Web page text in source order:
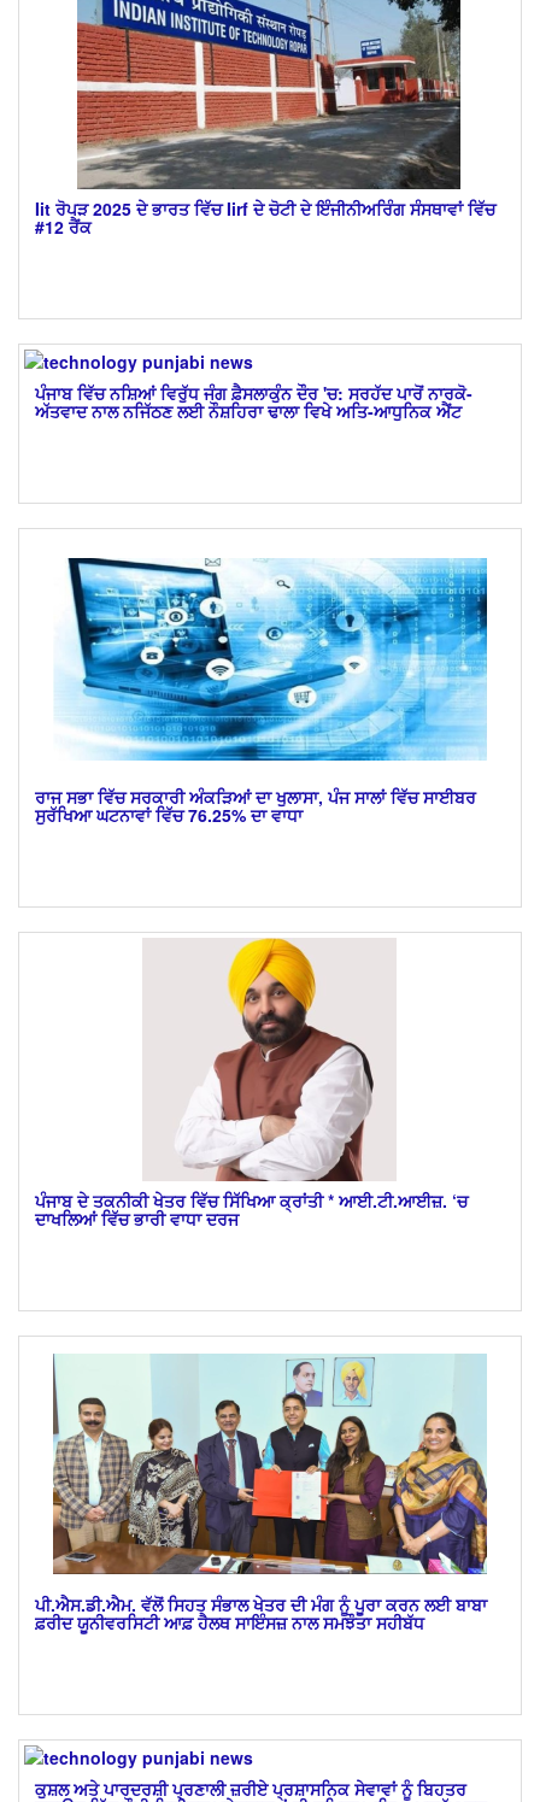
Iit ਰੋਪੜ 2025 ਦੇ ਭਾਰਤ ਵਿੱਚ Iirf ਦੇ ਚੋਟੀ ਦੇ ਇੰਜੀਨੀਅਰਿੰਗ ਸੰਸਥਾਵਾਂ ਵਿੱਚ
#12 ਰੈਂਕ
ਪੰਜਾਬ ਵਿੱਚ ਨਸ਼ਿਆਂ ਵਿਰੁੱਧ ਜੰਗ ਫ਼ੈਸਲਾਕੁੰਨ ਦੌਰ 'ਚ: ਸਰਹੱਦ ਪਾਰੋਂ ਨਾਰਕੋ-
ਅੱਤਵਾਦ ਨਾਲ ਨਜਿੱਠਣ ਲਈ ਨੌਸ਼ਹਿਰਾ ਢਾਲਾ ਵਿਖੇ ਅਤਿ-ਆਧੁਨਿਕ ਐਂਟ
ਰਾਜ ਸਭਾ ਵਿੱਚ ਸਰਕਾਰੀ ਅੰਕੜਿਆਂ ਦਾ ਖੁਲਾਸਾ, ਪੰਜ ਸਾਲਾਂ ਵਿੱਚ ਸਾਈਬਰ
ਸੁਰੱਖਿਆ ਘਟਨਾਵਾਂ ਵਿੱਚ 76.25% ਦਾ ਵਾਧਾ
ਪੰਜਾਬ ਦੇ ਤਕਨੀਕੀ ਖੇਤਰ ਵਿੱਚ ਸਿੱਖਿਆ ਕ੍ਰਾਂਤੀ * ਆਈ.ਟੀ.ਆਈਜ਼. ‘ਚ
ਦਾਖਲਿਆਂ ਵਿੱਚ ਭਾਰੀ ਵਾਧਾ ਦਰਜ
ਪੀ.ਐਸ.ਡੀ.ਐਮ. ਵੱਲੋਂ ਸਿਹਤ ਸੰਭਾਲ ਖੇਤਰ ਦੀ ਮੰਗ ਨੂੰ ਪੂਰਾ ਕਰਨ ਲਈ ਬਾਬਾ
ਫ਼ਰੀਦ ਯੂਨੀਵਰਸਿਟੀ ਆਫ਼ ਹੈਲਥ ਸਾਇੰਸਜ਼ ਨਾਲ ਸਮਝੌਤਾ ਸਹੀਬੱਧ
ਕੁਸ਼ਲ ਅਤੇ ਪਾਰਦਰਸ਼ੀ ਪ੍ਰਣਾਲੀ ਜ਼ਰੀਏ ਪ੍ਰਸ਼ਾਸਨਿਕ ਸੇਵਾਵਾਂ ਨੂੰ ਬਿਹਤਰ